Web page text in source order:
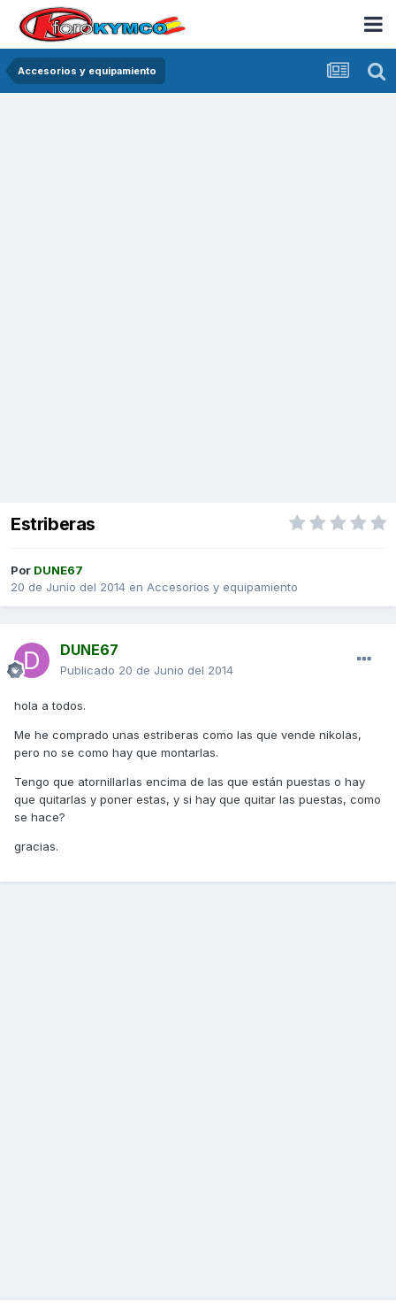
Accesorios y equipamiento
Estriberas
Por DUNE67
20 de Junio del 2014 en Accesorios y equipamiento
DUNE67
Publicado 20 de Junio del 2014
hola a todos.
Me he comprado unas estriberas como las que vende nikolas,
pero no se como hay que montarlas.
Tengo que atornillarlas encima de las que están puestas o hay
que quitarlas y poner estas, y si hay que quitar las puestas, como
se hace?
gracias.